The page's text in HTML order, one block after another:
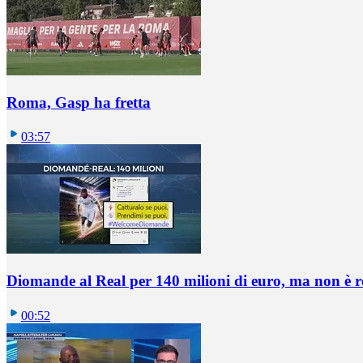
Roma, Gasp ha fretta
03:57
Diomande al Real per 140 milioni di euro, ma non è
00:52